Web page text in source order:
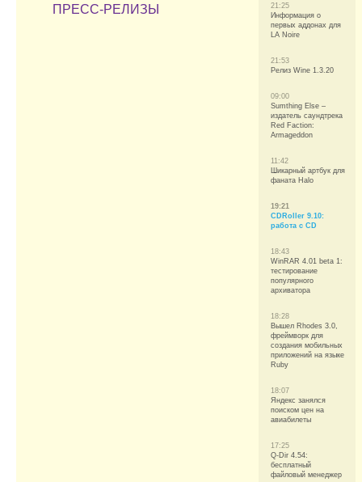
ПРЕСС-РЕЛИЗЫ
21:25
Информация о
первых аддонах для
LA Noire
21:53
Релиз Wine 1.3.20
09:00
Sumthing Else –
издатель саундтрека
Red Faction:
Armageddon
11:42
Шикарный артбук для
фаната Halo
19:21
CDRoller 9.10:
работа с CD
18:43
WinRAR 4.01 beta 1:
тестирование
популярного
архиватора
18:28
Вышел Rhodes 3.0,
фреймворк для
создания мобильных
приложений на языке
Ruby
18:07
Яндекс занялся
поиском цен на
авиабилеты
17:25
Q-Dir 4.54:
бесплатный
файловый менеджер